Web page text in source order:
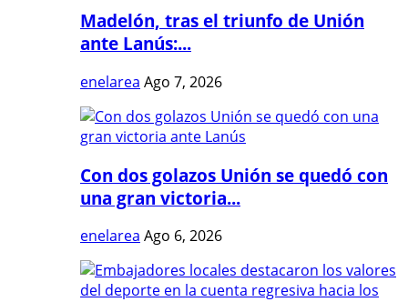
Madelón, tras el triunfo de Unión
ante Lanús:...
enelarea Ago 7, 2026
Con dos golazos Unión se quedó con
una gran victoria...
enelarea Ago 6, 2026